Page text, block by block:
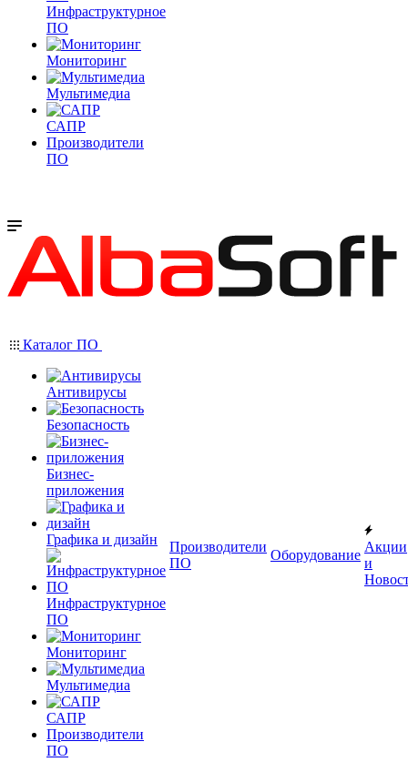
Инфраструктурное
ПО
Мониторинг
Мультимедиа
САПР
Производители
ПО
Каталог ПО
Антивирусы
Безопасность
Бизнес-
приложения
Графика и дизайн
Инфраструктурное
ПО
Мониторинг
Мультимедиа
САПР
Производители
ПО
Производители
ПО
Оборудование
Акции
и